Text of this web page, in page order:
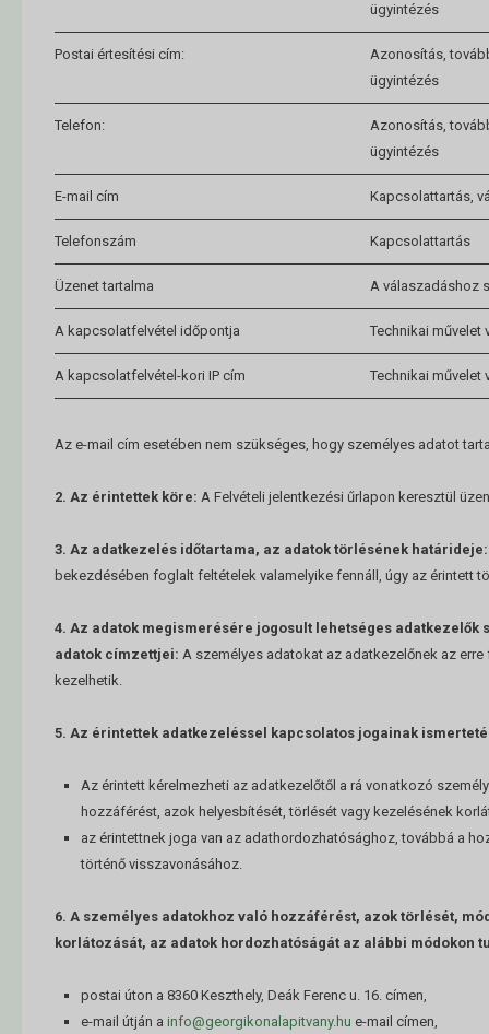
ügyintézés
Postai értesítési cím:
Azonosítás,
ügyintézés
Telefon:
Azonosítás,
ügyintézés
E-mail cím Kapcsolattartás,
Telefonszám Kapcsolattartás
Üzenet tartalma A válaszadáshoz
A kapcsolatfelvétel időpontja Technikai művelet
A kapcsolatfelvétel-kori IP cím Technikai művelet
Az e-mail cím esetében nem szükséges, hogy személyes adatot
2. Az érintettek köre: A Felvételi jelentkezési űrlapon keresztül
3. Az adatkezelés időtartama, az adatok törlésének határideje:
bekezdésében foglalt feltételek valamelyike fennáll, úgy az érintett
4. Az adatok megismerésére jogosult lehetséges adatkezelők
adatok címzettjei: A személyes adatokat az adatkezelőnek az
kezelhetik.
5. Az érintettek adatkezeléssel kapcsolatos jogainak
Az érintett kérelmezheti az adatkezelőtől a rá vonatkozó
hozzáférést, azok helyesbítését, törlését vagy kezelésének
az érintettnek joga van az adathordozhatósághoz, továbbá a
történő visszavonásához.
6. A személyes adatokhoz való hozzáférést, azok törlését,
korlátozását, az adatok hordozhatóságát az alábbi módokon
postai úton a 8360 Keszthely, Deák Ferenc u. 16. címen,
e-mail útján a info@georgikonalapitvany.hu e-mail címen,